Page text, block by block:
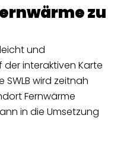
zu
und
interaktiven Karte
wird zeitnah
Fernwärme
in die Umsetzung